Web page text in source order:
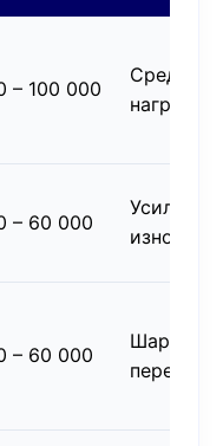
– 100 000
Средняя
нагрузка
– 60 000
износ
– 60 000
Шарниры